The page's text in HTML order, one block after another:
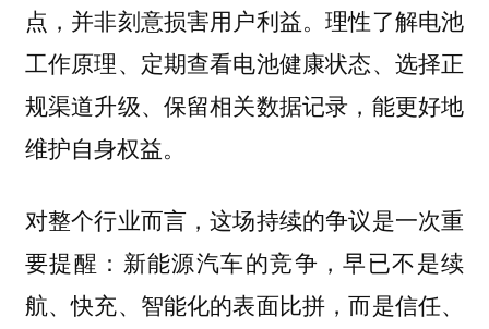
点，并非刻意损害用户利益。理性了解电池
工作原理、定期查看电池健康状态、选择正
规渠道升级、保留相关数据记录，能更好地
维护自身权益。
对整个行业而言，这场持续的争议是一次重
要提醒：新能源汽车的竞争，早已不是续
航、快充、智能化的表面比拼，而是信任、